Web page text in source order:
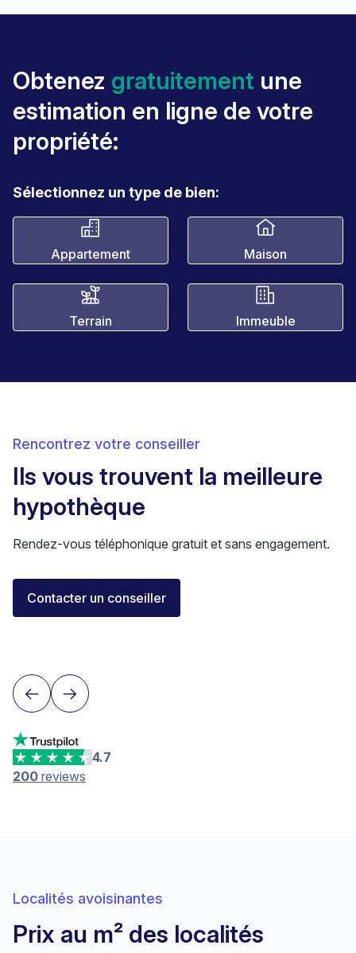
Obtenez gratuitement une
estimation en ligne de votre
propriété:
Sélectionnez un type de bien:
Appartement Maison
Terrain Immeuble
Rencontrez votre conseiller
Ils vous trouvent la meilleure
hypothèque
Rendez-vous téléphonique gratuit et sans engagement.
Contacter un conseiller
Elisa Longo
Conseillère financière IAF
4.7
200 reviews
Localités avoisinantes
Prix au m² des localités